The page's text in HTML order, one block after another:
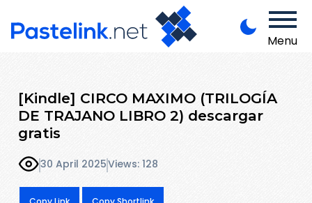
Menu
[Kindle] CIRCO MAXIMO (TRILOGÍA
DE TRAJANO LIBRO 2) descargar
gratis
30 April 2025Views: 128